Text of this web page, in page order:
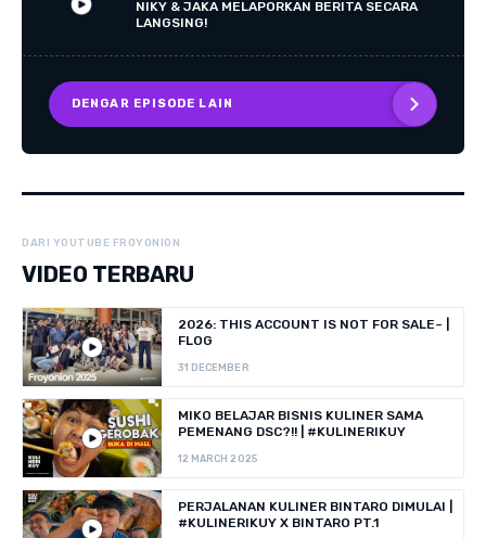
NIKY & JAKA MELAPORKAN BERITA SECARA
LANGSING!
DENGAR EPISODE LAIN
DARI YOUTUBE FROYONION
VIDEO TERBARU
2026: THIS ACCOUNT IS NOT FOR SALE~ |
FLOG
31 DECEMBER
MIKO BELAJAR BISNIS KULINER SAMA
PEMENANG DSC?!! | #KULINERIKUY
12 MARCH 2025
PERJALANAN KULINER BINTARO DIMULAI |
#KULINERIKUY X BINTARO PT.1